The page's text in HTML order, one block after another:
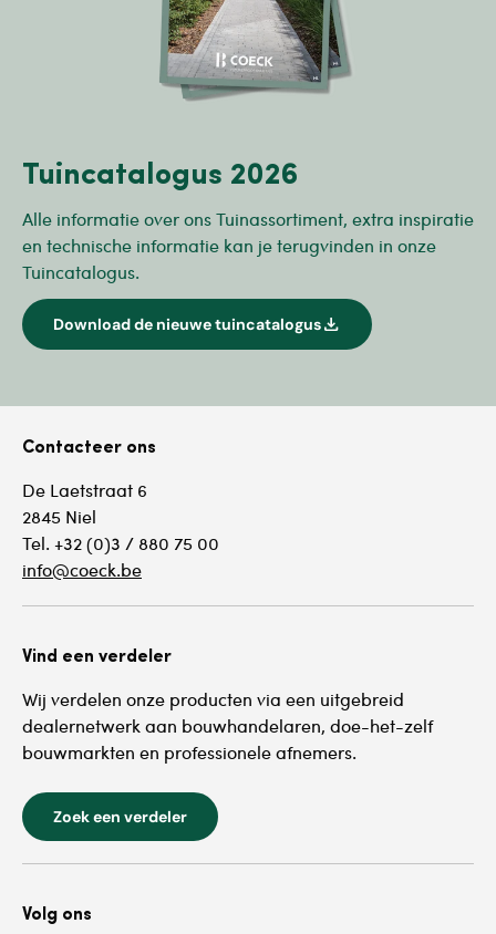
Tuincatalogus 2026
Alle informatie over ons Tuinassortiment, extra inspiratie
en technische informatie kan je terugvinden in onze
Tuincatalogus.
Download de nieuwe tuincatalogusdownload
Contacteer ons
De Laetstraat 6
2845 Niel
Tel. +32 (0)3 / 880 75 00
info@coeck.be
Vind een verdeler
Wij verdelen onze producten via een uitgebreid
dealernetwerk aan bouwhandelaren, doe-het-zelf
bouwmarkten en professionele afnemers.
Zoek een verdeler
Volg ons